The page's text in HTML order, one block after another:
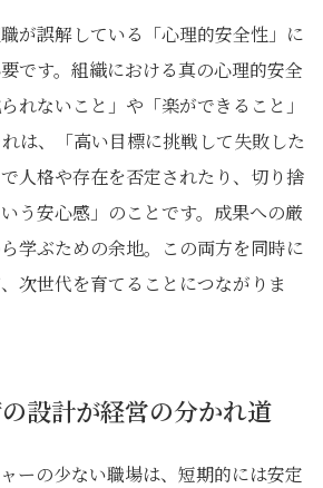
が誤解している「心理的安全性」に
です。組織における真の心理的安全
れないこと」や「楽ができること」
は、「高い目標に挑戦して失敗した
人格や存在を否定されたり、切り捨
う安心感」のことです。成果への厳
学ぶための余地。この両方を同時に
次世代を育てることにつながりま
設計が経営の分かれ道
ーの少ない職場は、短期的には安定